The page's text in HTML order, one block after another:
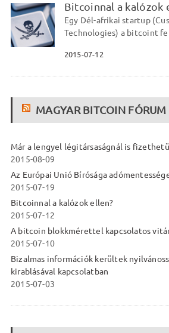
Bitcoinnal a kalózok
Egy Dél-afrikai startup
Technologies) a bitcoint
2015-07-12
MAGYAR BITCOIN FÓRUM
Már a lengyel légitársaságnál is
2015-08-09
Az Európai Unió Bírósága
2015-07-19
Bitcoinnal a kalózok ellen?
2015-07-12
A bitcoin blokkmérettel kapcsolatos
2015-07-10
Bizalmas információk kerültek
kirablásával kapcsolatban
2015-07-03